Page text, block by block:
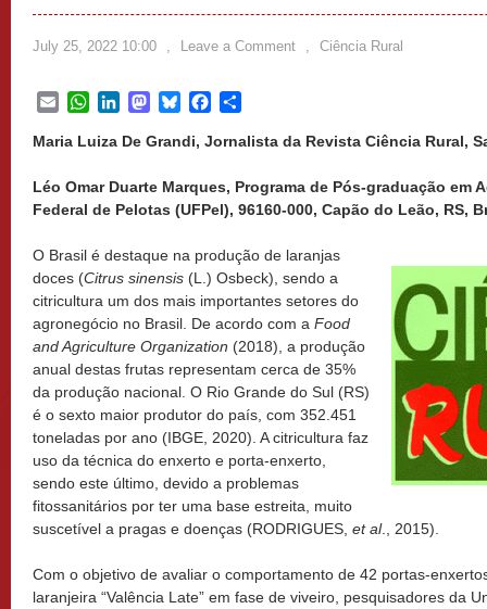
July 25, 2022 10:00 , Leave a Comment , Ciência Rural
EmailWhatsApp
LinkedInMastodon
BlueskyFacebook
Maria Luiza De Grandi, Jornalista da Revista Ciência Rural,
Léo Omar Duarte Marques, Programa de Pós-graduação em
Federal de Pelotas (UFPel), 96160-000, Capão do Leão, RS,
O Brasil é destaque na produção de laranjas
doces (Citrus sinensis (L.) Osbeck), sendo a
citricultura um dos mais importantes setores do
agronegócio no Brasil. De acordo com a Food
and Agriculture Organization (2018), a produção
anual destas frutas representam cerca de 35%
da produção nacional. O Rio Grande do Sul (RS)
é o sexto maior produtor do país, com 352.451
toneladas por ano (IBGE, 2020). A citricultura faz
uso da técnica do enxerto e porta-enxerto,
sendo este último, devido a problemas
fitossanitários por ter uma base estreita, muito
suscetível a pragas e doenças (RODRIGUES, et al., 2015).
Com o objetivo de avaliar o comportamento de 42 portas-
laranjeira “Valência Late” em fase de viveiro, pesquisadores da